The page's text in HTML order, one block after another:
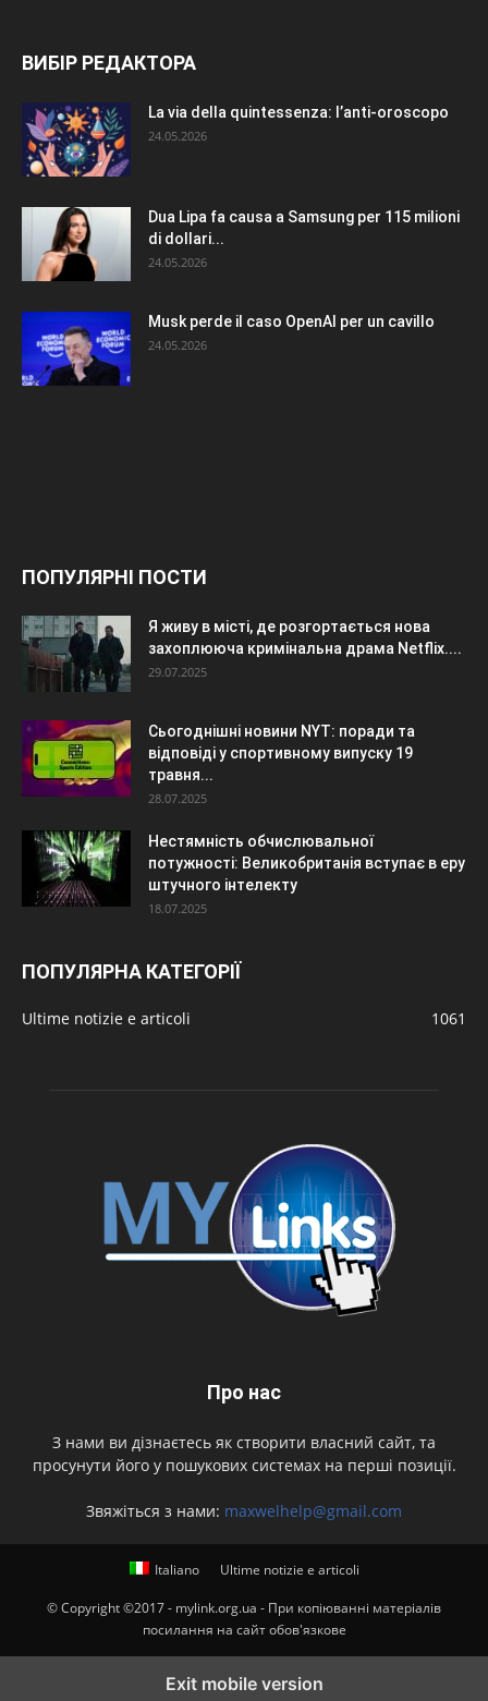
ВИБІР РЕДАКТОРА
La via della quintessenza: l’anti-oroscopo
24.05.2026
Dua Lipa fa causa a Samsung per 115 milioni
di dollari...
24.05.2026
Musk perde il caso OpenAI per un cavillo
24.05.2026
ПОПУЛЯРНІ ПОСТИ
Я живу в місті, де розгортається нова
захоплююча кримінальна драма Netflix....
29.07.2025
Сьогоднішні новини NYT: поради та
відповіді у спортивному випуску 19
травня...
28.07.2025
Нестямність обчислювальної
потужності: Великобританія вступає в еру
штучного інтелекту
18.07.2025
ПОПУЛЯРНА КАТЕГОРІЇ
Ultime notizie e articoli 1061
Про нас
З нами ви дізнаєтесь як створити власний сайт, та
просунути його у пошукових системах на перші позиції.
Звяжіться з нами: maxwelhelp@gmail.com
Italiano Ultime notizie e articoli
© Copyright ©2017 - mylink.org.ua - При копіюванні матеріалів
посилання на сайт обов'язкове
Exit mobile version